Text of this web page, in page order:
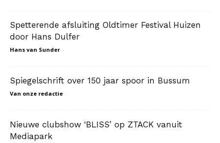
Spetterende afsluiting Oldtimer Festival Huizen
door Hans Dulfer
Hans van Sunder -
Spiegelschrift over 150 jaar spoor in Bussum
Van onze redactie -
Nieuwe clubshow ‘BLISS’ op ZTACK vanuit
Mediapark